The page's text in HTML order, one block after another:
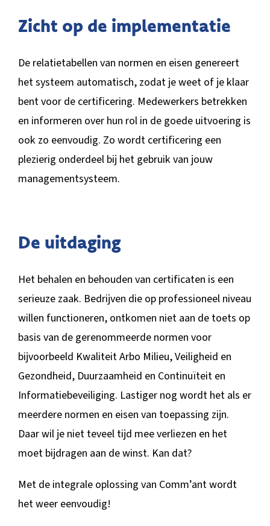
Zicht op de implementatie
De relatietabellen van normen en eisen genereert
het systeem automatisch, zodat je weet of je klaar
bent voor de certificering. Medewerkers betrekken
en informeren over hun rol in de goede uitvoering is
ook zo eenvoudig. Zo wordt certificering een
plezierig onderdeel bij het gebruik van jouw
managementsysteem.
De uitdaging
Het behalen en behouden van certificaten is een
serieuze zaak. Bedrijven die op professioneel niveau
willen functioneren, ontkomen niet aan de toets op
basis van de gerenommeerde normen voor
bijvoorbeeld Kwaliteit Arbo Milieu, Veiligheid en
Gezondheid, Duurzaamheid en Continuïteit en
Informatiebeveiliging. Lastiger nog wordt het als er
meerdere normen en eisen van toepassing zijn.
Daar wil je niet teveel tijd mee verliezen en het
moet bijdragen aan de winst. Kan dat?
Met de integrale oplossing van Comm’ant wordt
het weer eenvoudig!